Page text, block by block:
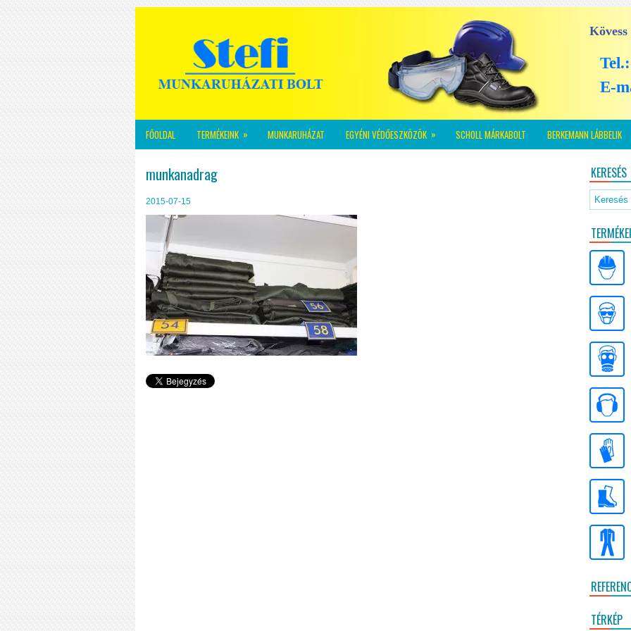
E-
FŐOLDAL TERMÉKEINK » MUNKARUHÁZAT EGYÉNI VÉDŐESZKÖZÖK » SCHOLL MÁRKABOLT BERKEMANN LÁBBELIK
munkanadrag
2015-07-15
KERESÉS
TÉRKÉP